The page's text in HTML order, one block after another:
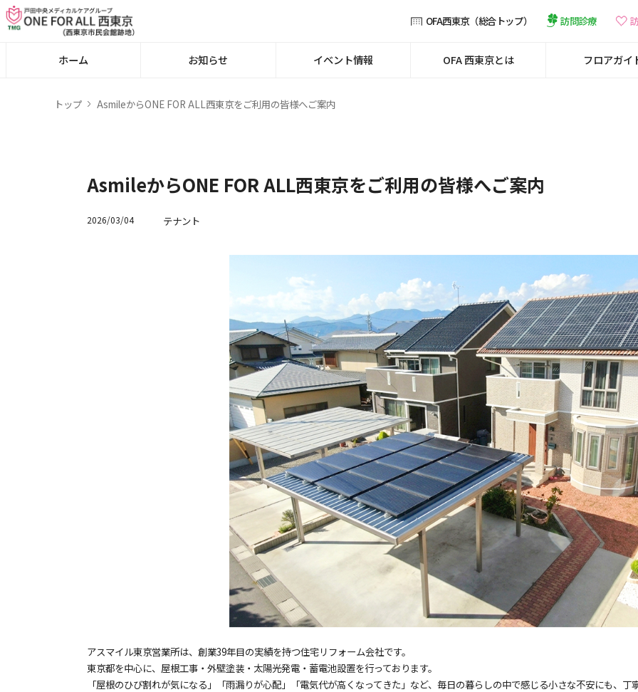
OFA西東京（総合トップ） 訪問診療
ホーム お知らせ イベント情報 OFA 西東京とは フロアガイ
トップ AsmileからONE FOR ALL西東京をご利用の皆様へご案内
AsmileからONE FOR ALL西東京をご利用の皆様へご案内
2026/03/04 テナント
アスマイル東京営業所は、創業39年目の実績を持つ住宅リフォーム会社です。
東京都を中心に、屋根工事・外壁塗装・太陽光発電・蓄電池設置を行っております。
「屋根のひび割れが気になる」「雨漏りが心配」「電気代が高くなってきた」など、毎日の暮らしの中で感じる小さな不安にも、丁